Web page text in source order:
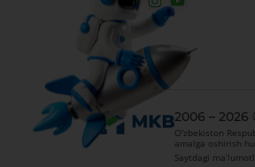
2006 –
O'zbekiston
amalga oshirish
Saytdagi